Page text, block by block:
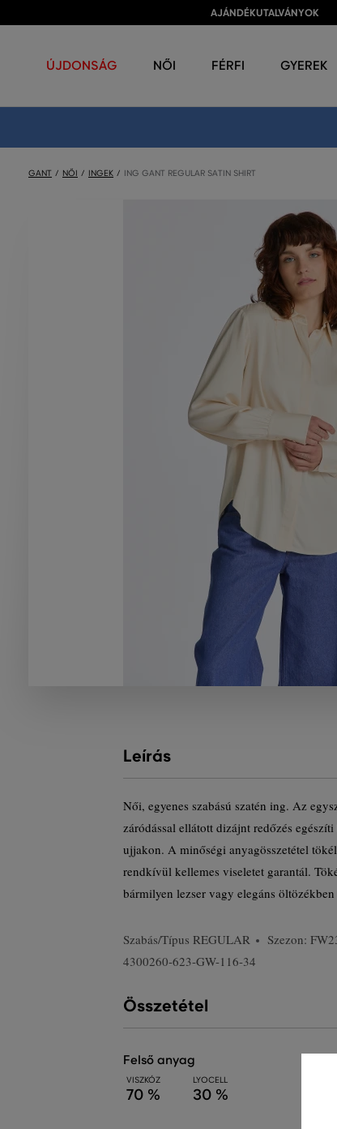
AJÁNDÉKUTALVÁNYOK
ÚJDONSÁG NŐI FÉRFI GYEREK
GANT NŐI INGEK ING GANT REGULAR SATIN SHIRT
Leírás
Női, egyenes szabású szatén ing. Az
záródással ellátott dizájnt redőzés
ujjakon. A minőségi anyagösszetétel
rendkívül kellemes viseletet garantál.
bármilyen lezser vagy elegáns
Szabás/Típus REGULAR Szezon:
4300260-623-GW-116-34
Összetétel
felső anyag
VISZKÓZ
70 %
LYOCELL
30 %